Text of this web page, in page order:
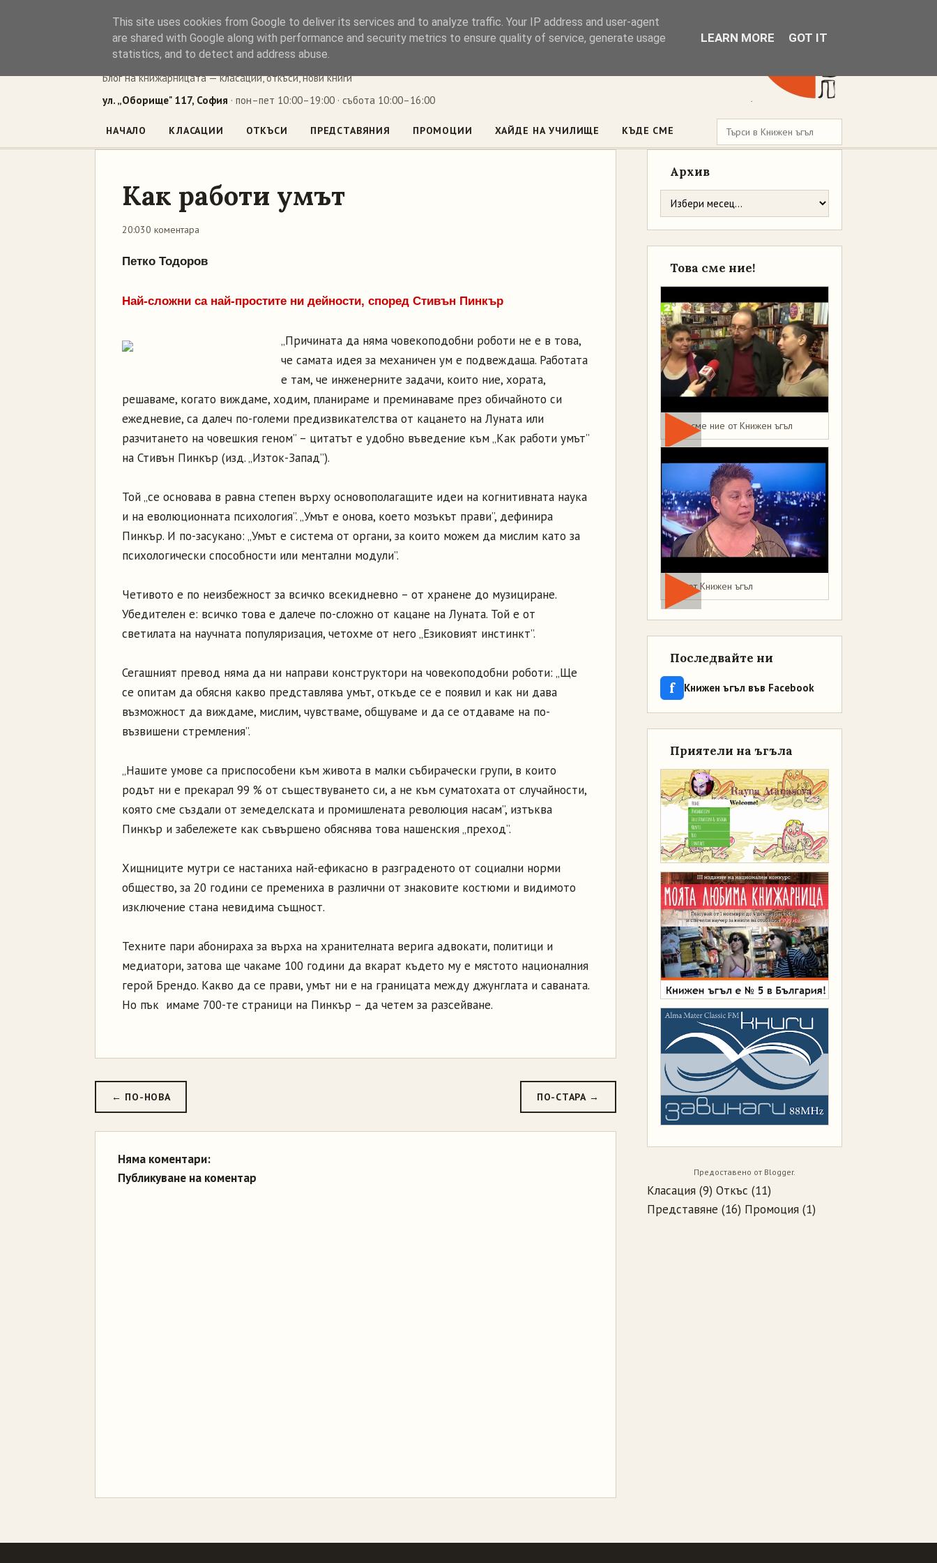
Книжен ъгъл
Блог на книжарницата — класации, откъси, нови книги
ул. „Оборище" 117, София · пон–пет 10:00–19:00 · събота 10:00–16:00
НАЧАЛО КЛАСАЦИИ ОТКЪСИ ПРЕДСТАВЯНИЯ ПРОМОЦИИ ХАЙДЕ НА УЧИЛИЩЕ КЪДЕ СМЕ
Как работи умът
20:030 коментара
Петко Тодоров
Най-сложни са най-простите ни дейности, според Стивън Пинкър
„Причината да няма човекоподобни роботи не е в това,
че самата идея за механичен ум е подвеждаща. Работата
е там, че инженерните задачи, които ние, хората,
решаваме, когато виждаме, ходим, планираме и преминаваме през обичайното си
ежедневие, са далеч по-големи предизвикателства от кацането на Луната или
разчитането на човешкия геном” – цитатът е удобно въведение към „Как работи умът”
на Стивън Пинкър (изд. „Изток-Запад”).
Той „се основава в равна степен върху основополагащите идеи на когнитивната наука
и на еволюционната психология”. „Умът е онова, което мозъкът прави”, дефинира
Пинкър. И по-засукано: „Умът е система от органи, за които можем да мислим като за
психологически способности или ментални модули”.
Четивото е по неизбежност за всичко всекидневно – от хранене до музициране.
Убедителен е: всичко това е далече по-сложно от кацане на Луната. Той е от
светилата на научната популяризация, четохме от него „Езиковият инстинкт”.
Сегашният превод няма да ни направи конструктори на човекоподобни роботи: „Ще
се опитам да обясня какво представлява умът, откъде се е появил и как ни дава
възможност да виждаме, мислим, чувстваме, общуваме и да се отдаваме на по-
възвишени стремления”.
„Нашите умове са приспособени към живота в малки събирачески групи, в които
родът ни е прекарал 99 % от съществуването си, а не към суматохата от случайности,
която сме създали от земеделската и промишлената революция насам”, изтъква
Пинкър и забележете как съвършено обяснява това нашенския „преход”.
Хищниците мутри се настаниха най-ефикасно в разграденото от социални норми
общество, за 20 години се премениха в различни от знаковите костюми и видимото
изключение стана невидима същност.
Техните пари абонираха за върха на хранителната верига адвокати, политици и
медиатори, затова ще чакаме 100 години да вкарат където му е мястото националния
герой Брендо. Какво да се прави, умът ни е на границата между джунглата и саваната.
Но пък имаме 700-те страници на Пинкър – да четем за разсейване.
← ПО-НОВА ПО-СТАРА →
Няма коментари:
Публикуване на коментар
Архив
Това сме ние!
Това сме ние от Книжен ъгъл
Мая от Книжен ъгъл
Последвайте ни
f Книжен ъгъл във Facebook
Приятели на ъгъла
Предоставено от Blogger.
Класация (9) Откъс (11)
Представяне (16) Промоция (1)
This site uses cookies from Google to deliver its services and to analyze traffic. Your IP address and user-agent
are shared with Google along with performance and security metrics to ensure quality of service, generate usage
statistics, and to detect and address abuse.
LEARN MORE GOT IT